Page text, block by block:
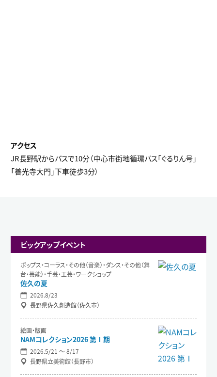
JR長野駅からバスで10分（中心市街地循環バス「ぐるりん号」
「善光寺大門」下車徒歩3分）
ピックアップイベント
ポップス・コーラス・その他（音楽）・ダンス・その他（舞
台・芸能）・手芸・工芸・ワークショップ
佐久の夏
2026.8/23
長野県佐久創造館（佐久市）
絵画・版画
NAMコレクション2026 第Ⅰ期
2026.5/21 〜 8/17
長野県立美術館（長野市）